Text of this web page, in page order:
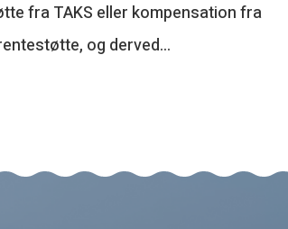
fra TAKS eller kompensation fra
og derved...